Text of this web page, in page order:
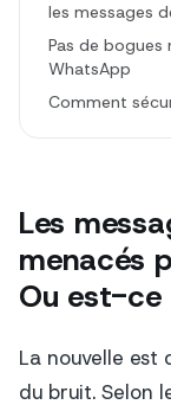
les messages
Pas de bogues
WhatsApp
Comment
Les
menacés
Ou est-ce
La nouvelle est
du bruit. Selon